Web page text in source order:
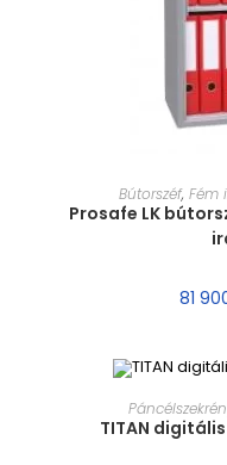
Bútorszéf, Fém
Prosafe LK
81
TITAN